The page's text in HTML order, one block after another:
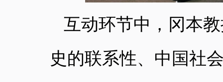
互动环节中，冈本
史的联系性、中国社